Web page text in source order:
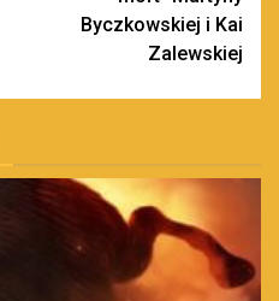
Byczkowskiej i Kai
Zalewskiej